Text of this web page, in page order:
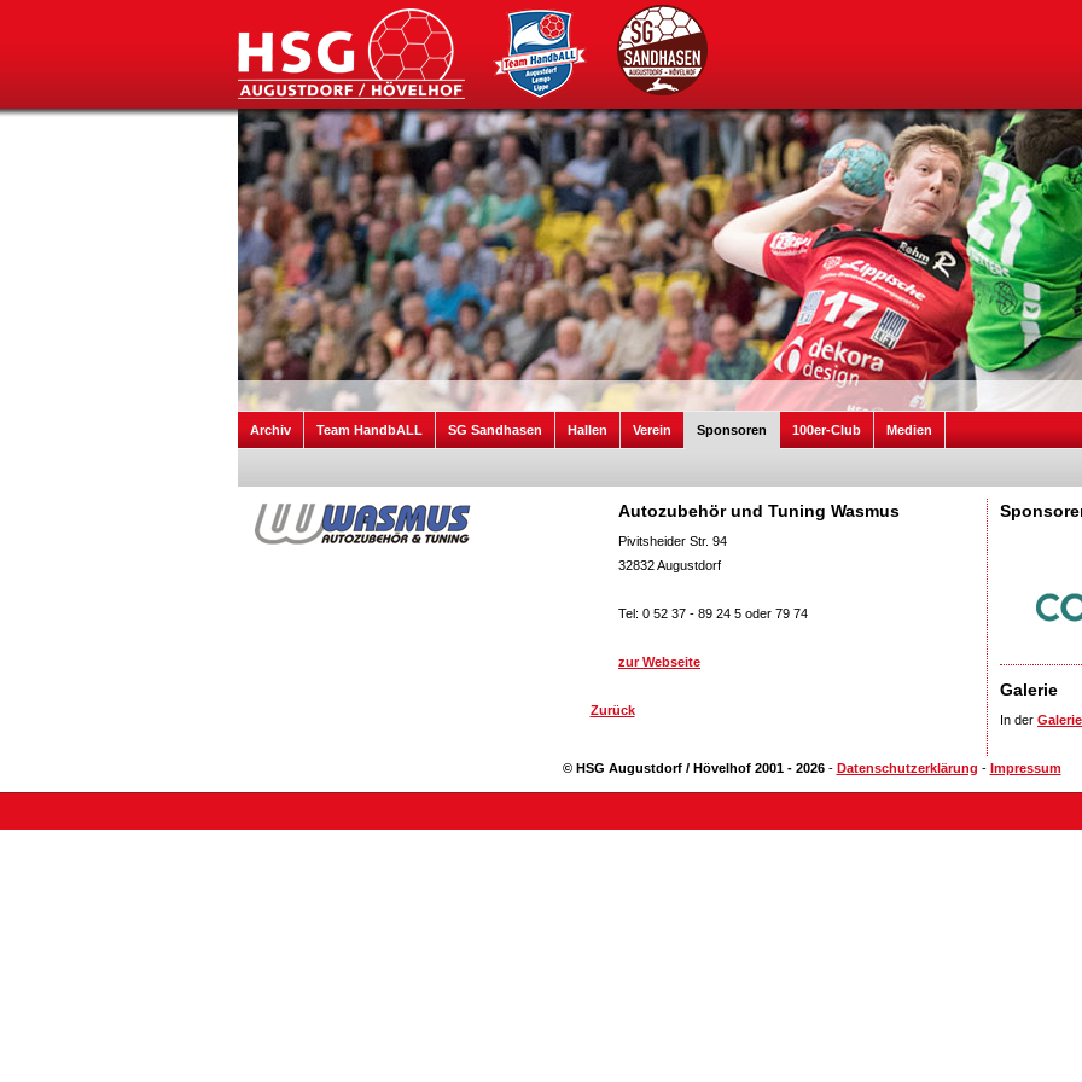
Archiv Team HandbALL SG Sandhasen Hallen Verein Sponsoren 100er-Club Medien
Autozubehör und Tuning Wasmus
Pivitsheider Str. 94
32832 Augustdorf
Tel: 0 52 37 - 89 24 5 oder 79 74
zur Webseite
Zurück
Galerie
In der Galerie
© HSG Augustdorf / Hövelhof 2001 - 2026- Datenschutzerklärung - Impressum